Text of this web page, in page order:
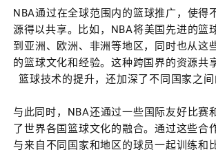
NBA通过在全球范围内的篮球推广，使得
源得以共享。比如，NBA将美国先进的篮
到亚洲、欧洲、非洲等地区，同时也从这
的篮球文化和经验。这种跨国界的资源共
篮球技术的提升，还加深了不同国家之间
与此同时，NBA还通过一些国际友好比赛
了世界各国篮球文化的融合。通过这些合
与来自不同国家和地区的球员一起训练和